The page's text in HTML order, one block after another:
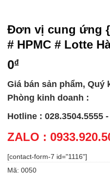
Đơn vị cung ứng {
# HPMC # Lotte
0₫
Giá bán sản phẩm, Quý
Phòng kinh doanh :
Hotline : 028.3504.5555
ZALO :
[contact-form-7 id="1116"]
Mã: 0050